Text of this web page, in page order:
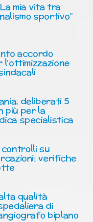
mia vita tra
sportivo”
accordo
deliberati 5
più per la
specialistica
controlli su
verifiche
qualità
di
biplano